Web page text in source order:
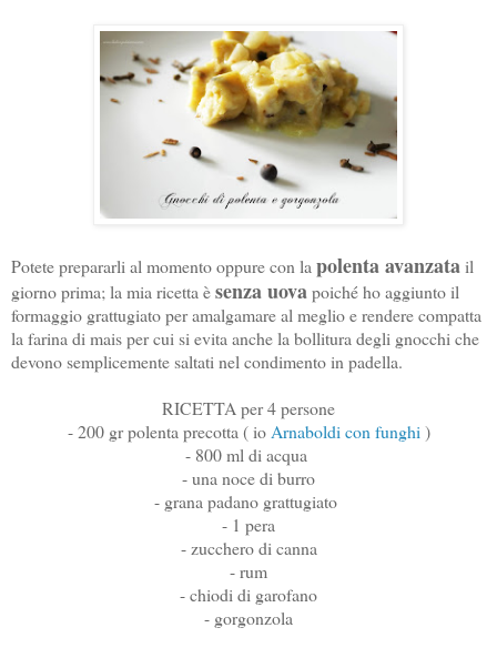
Potete prepararli al momento oppure con la polenta avanzatail
giorno prima; la mia ricetta èsenza uovapoiché ho aggiunto il
formaggio grattugiato per amalgamare al meglio e rendere compatta
la farina di mais per cui si evita anche la bollitura degli gnocchi che
devono semplicemente saltati nel condimento in padella.
RICETTA per 4 persone
- 200 gr polenta precotta ( io Arnaboldi con funghi )
- 800 ml di acqua
- una noce di burro
- grana padano grattugiato
- 1 pera
- zucchero di canna
- rum
- chiodi di garofano
- gorgonzola